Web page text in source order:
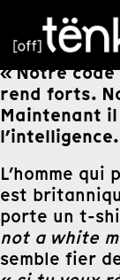
« Notre
rend forts.
Maintenant
L’homme
est
porte un t-
not a white
semble fier